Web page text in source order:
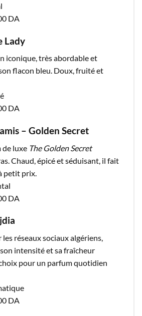
DA
Lady
iconique, très abordable et
flacon bleu. Doux, fruité et
DA
– Golden Secret
de luxe The Golden Secret
Chaud, épicé et séduisant, il fait
petit prix.
DA
réseaux sociaux algériens,
intensité et sa fraîcheur
pour un parfum quotidien
DA